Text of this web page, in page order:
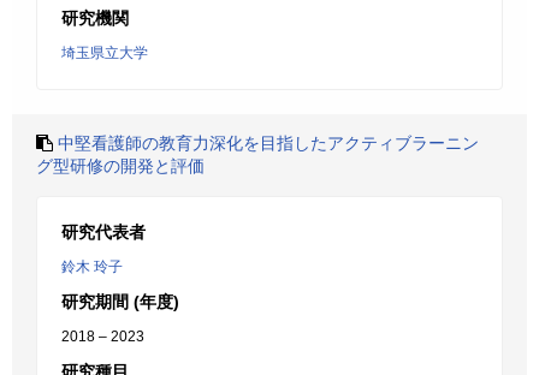
研究機関
埼玉県立大学
中堅看護師の教育力深化を目指したアクティブラーニン
グ型研修の開発と評価
研究代表者
鈴木 玲子
研究期間 (年度)
2018 – 2023